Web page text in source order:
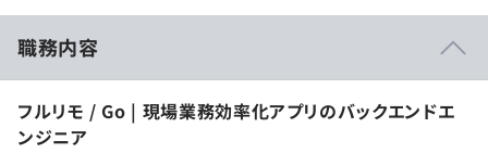
職務内容
フルリモ / Go | 現場業務効率化アプリのバックエンドエ
ンジニア